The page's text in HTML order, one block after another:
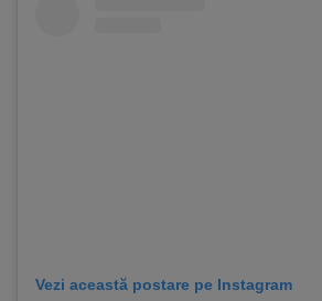
Vezi această postare pe Instagram